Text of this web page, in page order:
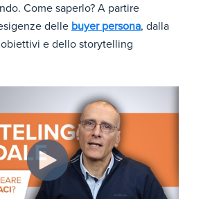
Come saperlo? A partire
delle buyer persona, dalla
e dello storytelling